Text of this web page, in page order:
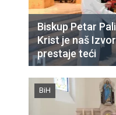
Biskup Petar
Krist je naš
prestaje teći
BiH